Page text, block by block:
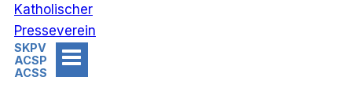
SKPV
ACSP
ACSS